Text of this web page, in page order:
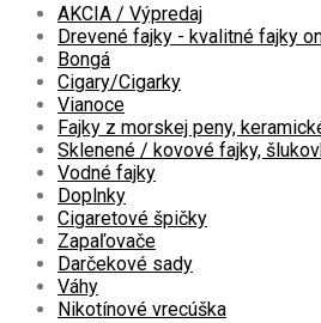
AKCIA / Výpredaj
Drevené fajky - kvalitné fajky
Bongá
Cigary/Cigarky
Vianoce
Fajky z morskej peny,
Sklenené / kovové fajky,
Vodné fajky
Doplnky
Cigaretové špičky
Zapaľovače
Darčekové sady
Váhy
Nikotínové vrecúška